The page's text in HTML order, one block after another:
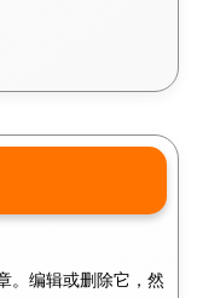
。编辑或删除它，然